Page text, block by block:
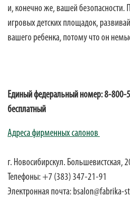
и, конечно же, вашей безопасности.
игровых детских площадок,
вашего ребенка, потому что он
Единый федеральный номер: 8-800-
бесплатный
Адреса фирменных салонов
г. Новосибирскул. Большевистская,
Телефоны: +7 (383) 347-21-91
Электронная почта: bsalon@fabrika-